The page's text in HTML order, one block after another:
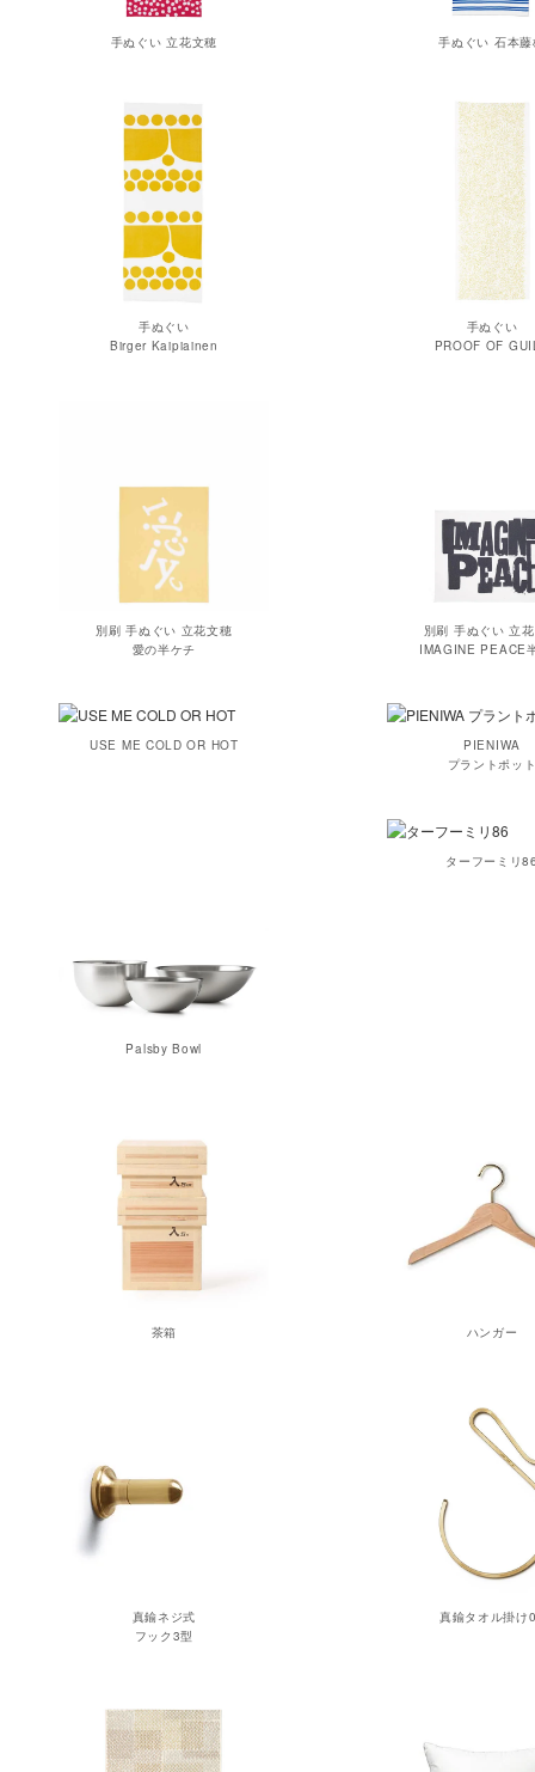
手ぬぐい 立花文穂 手ぬぐい 石本藤
手ぬぐい
Birger Kaipiainen
手ぬぐい
PROOF OF
別刷 手ぬぐい 立花文穂
愛の半ケチ
別刷 手ぬぐい 立
IMAGINE PEACE
USE ME COLD OR HOT
PIENIWA
プラントポッ
Palsby Bowl
ターフーミリ
茶箱 ハンガー
真鍮ネジ式
フック3型
真鍮タオル掛け